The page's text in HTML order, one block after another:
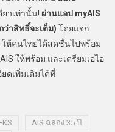
วเท่านั้น! ผ่านแอป myAIS
ว่าสิทธิ์จะเต็ม) โดยแจก
ให้คนไทยได้สดชื่นไปพร้อม
ให้พร้อม และเตรียมเอไอ
ดเพิ่มเติมได้ที่
AIS ฉลอง 35 ปี